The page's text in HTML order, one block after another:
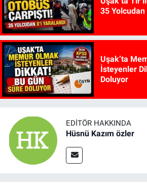
35 Yolcudan
Uşak’ta
İsteyenler
Doluyor
EDITÖR HAKKINDA
Hüsnü Kazım özler